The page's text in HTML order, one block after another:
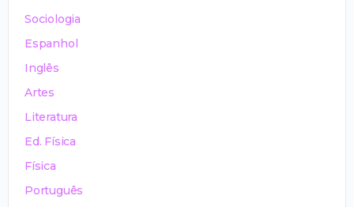
Sociologia
Espanhol
Inglês
Artes
Literatura
Ed. Física
Física
Português